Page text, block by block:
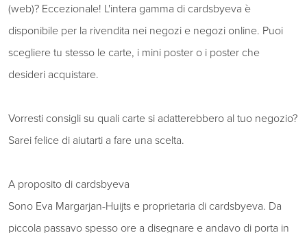
(web)? Eccezionale! L'intera gamma di cardsbyeva è
disponibile per la rivendita nei negozi e negozi online. Puoi
scegliere tu stesso le carte, i mini poster o i poster che
desideri acquistare.
Vorresti consigli su quali carte si adatterebbero al tuo negozio?
Sarei felice di aiutarti a fare una scelta.
A proposito di cardsbyeva
Sono Eva Margarjan-Huijts e proprietaria di cardsbyeva. Da
piccola passavo spesso ore a disegnare e andavo di porta in